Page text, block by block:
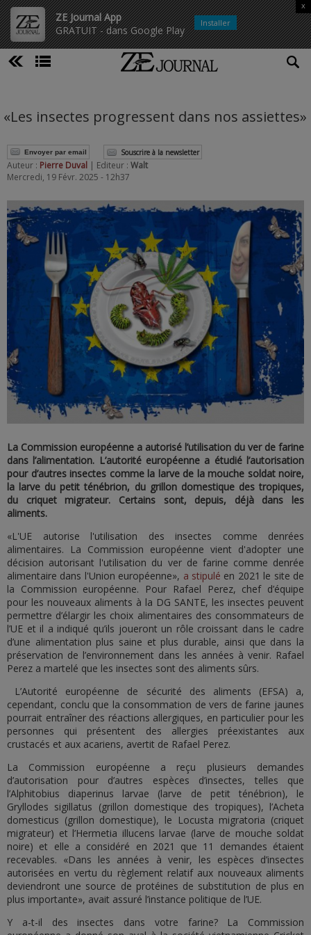
ZE Journal App
GRATUIT - dans Google Play
x
Installer
«Les insectes progressent dans nos assiettes»
Envoyer par email Souscrire à la newsletter
Auteur : Pierre Duval | Editeur : Walt
Mercredi, 19 Févr. 2025 - 12h37
La Commission européenne a autorisé l’utilisation du ver de farine
dans l’alimentation. L’autorité européenne a étudié l’autorisation
pour d’autres insectes comme la larve de la mouche soldat noire,
la larve du petit ténébrion, du grillon domestique des tropiques,
du criquet migrateur. Certains sont, depuis, déjà dans les
aliments.
«L'UE autorise l'utilisation des insectes comme denrées
alimentaires. La Commission européenne vient d'adopter une
décision autorisant l'utilisation du ver de farine comme denrée
alimentaire dans l'Union européenne», a stipulé en 2021 le site de
la Commission européenne. Pour Rafael Perez, chef d’équipe
pour les nouveaux aliments à la DG SANTE, les insectes peuvent
permettre d’élargir les choix alimentaires des consommateurs de
l’UE et il a indiqué qu’ils joueront un rôle croissant dans le cadre
d’une alimentation plus saine et plus durable, ainsi que dans la
préservation de l’environnement dans les années à venir. Rafael
Perez a martelé que les insectes sont des aliments sûrs.
L’Autorité européenne de sécurité des aliments (EFSA) a,
cependant, conclu que la consommation de vers de farine jaunes
pourrait entraîner des réactions allergiques, en particulier pour les
personnes qui présentent des allergies préexistantes aux
crustacés et aux acariens, avertit de Rafael Perez.
La Commission européenne a reçu plusieurs demandes
d’autorisation pour d’autres espèces d’insectes, telles que
l’Alphitobius diaperinus larvae (larve de petit ténébrion), le
Gryllodes sigillatus (grillon domestique des tropiques), l’Acheta
domesticus (grillon domestique), le Locusta migratoria (criquet
migrateur) et l’Hermetia illucens larvae (larve de mouche soldat
noire) et elle a considéré en 2021 que 11 demandes étaient
recevables. «Dans les années à venir, les espèces d’insectes
autorisées en vertu du règlement relatif aux nouveaux aliments
deviendront une source de protéines de substitution de plus en
plus importante», avait assuré l’instance politique de l’UE.
Y a-t-il des insectes dans votre farine? La Commission